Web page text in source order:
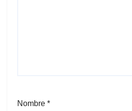
Nombre *